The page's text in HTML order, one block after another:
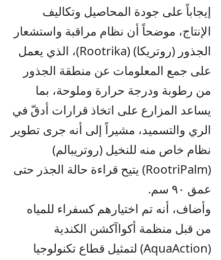
إيجاباً على جودة المحاصيل وتكاليف
الإنتاج، موضحاً أن نظام مراقبة واستشعار
الجذور (روتريكا) (Rootrika)، الذي يعمل
على جمع المعلومات عن منطقة الجذور
من رطوبة ودرجة حرارة وملوحة، بما
يساعد المزارع على اتخاذ قرارات أدقّ في
الري والتسميد، مشيراً إلى أنه جرى تطوير
نظام خاص منه للنخيل (روتريبالم)
(RootriPalm) يتيح قراءة حالة الجذر حتى
عمق ٩٠ سم.
وأضاف، أنه تم اختيارهم كسفراء للمياه
من قبل منظمة أكواآكشن الكندية
(AquaAction) لتمثيل قطاع تكنولوجيا